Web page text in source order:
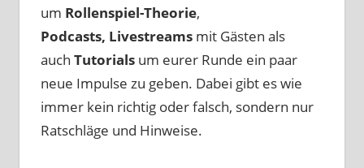
um Rollenspiel-Theorie,
Podcasts, Livestreams mit Gästen als
auch Tutorials um eurer Runde ein paar
neue Impulse zu geben. Dabei gibt es wie
immer kein richtig oder falsch, sondern nur
Ratschläge und Hinweise.